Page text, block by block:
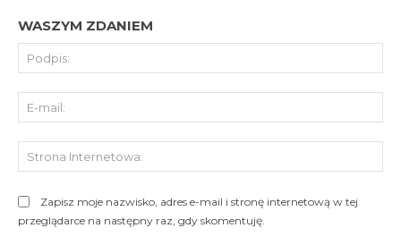
WASZYM ZDANIEM
Zapisz moje nazwisko, adres e-mail i stronę internetową w tej
przeglądarce na następny raz, gdy skomentuję.